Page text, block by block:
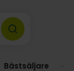
Bästsäljare